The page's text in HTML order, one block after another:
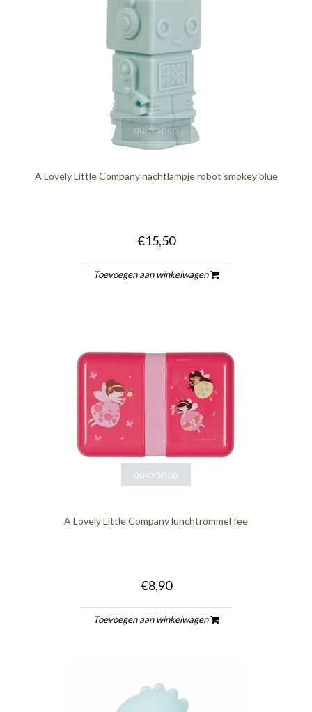
quickshop
A Lovely Little Company nachtlampje robot smokey blue
€15,50
Toevoegen aan winkelwagen
quickshop
A Lovely Little Company lunchtrommel fee
€8,90
Toevoegen aan winkelwagen